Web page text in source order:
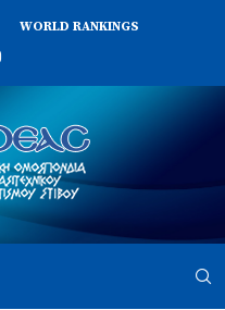
WORLD RANKINGS